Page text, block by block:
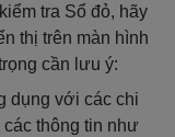
tra Sổ đỏ, hãy
thị trên màn hình
cần lưu ý:
dụng với các chi
thông tin như